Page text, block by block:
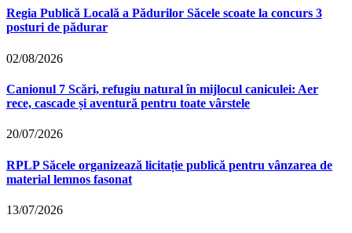
Regia Publică Locală a Pădurilor Săcele scoate la concurs 3
posturi de pădurar
02/08/2026
Canionul 7 Scări, refugiu natural în mijlocul caniculei: Aer
rece, cascade și aventură pentru toate vârstele
20/07/2026
RPLP Săcele organizează licitație publică pentru vânzarea de
material lemnos fasonat
13/07/2026